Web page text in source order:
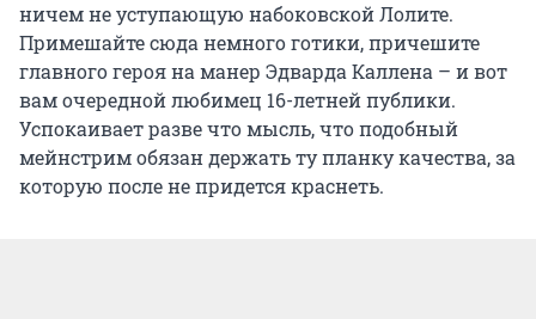
ничем не уступающую набоковской Лолите.
Примешайте сюда немного готики, причешите
главного героя на манер Эдварда Каллена – и вот
вам очередной любимец 16-летней публики.
Успокаивает разве что мысль, что подобный
мейнстрим обязан держать ту планку качества, за
которую после не придется краснеть.